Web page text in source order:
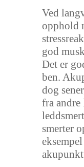
Ved
opphold
god
Det er
ben.
dog
fra andre
smerter